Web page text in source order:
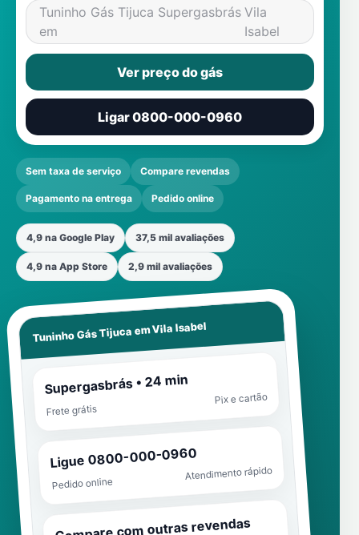
Tuninho Gás Tijuca Supergasbrás
em
Vila
Isabel
Ver preço do gás
Ligar 0800-000-0960
Sem taxa de serviço Compare revendas
Pagamento na entrega Pedido online
4,9 na Google Play 37,5 mil avaliações
4,9 na App Store 2,9 mil avaliações
Tuninho Gás Tijuca emVila Isabel
Supergasbrás • 24 min
Frete grátis
Pix e cartão
Ligue 0800-000-0960
Pedido online
Atendimento rápido